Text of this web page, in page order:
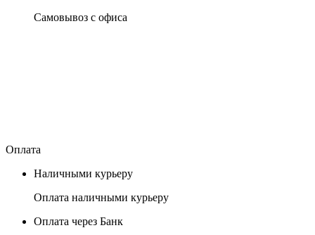
Самовывоз с офиса
Оплата
Наличными курьеру
Оплата наличными курьеру
Оплата через Банк